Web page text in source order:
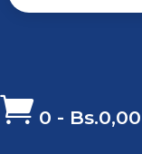
 0 - Bs.0,00